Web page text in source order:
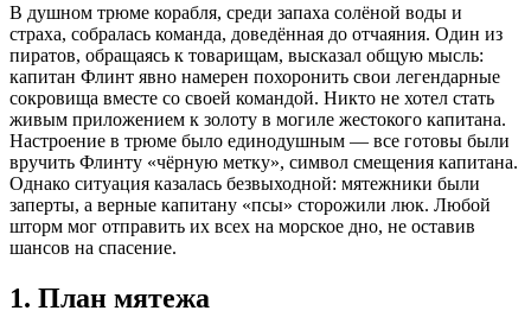
В душном трюме корабля, среди запаха солёной воды и
страха, собралась команда, доведённая до отчаяния. Один из
пиратов, обращаясь к товарищам, высказал общую мысль:
капитан Флинт явно намерен похоронить свои легендарные
сокровища вместе со своей командой. Никто не хотел стать
живым приложением к золоту в могиле жестокого капитана.
Настроение в трюме было единодушным — все готовы были
вручить Флинту «чёрную метку», символ смещения капитана.
Однако ситуация казалась безвыходной: мятежники были
заперты, а верные капитану «псы» сторожили люк. Любой
шторм мог отправить их всех на морское дно, не оставив
шансов на спасение.
1. План мятежа